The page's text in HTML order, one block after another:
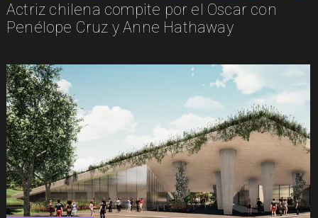
Actriz chilena compite por el Oscar con
Penélope Cruz y Anne Hathaway